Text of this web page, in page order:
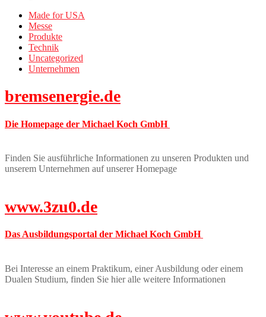
Made for USA
Messe
Produkte
Technik
Uncategorized
Unternehmen
bremsenergie.de
Die Homepage der Michael Koch GmbH
Finden Sie ausführliche Informationen zu unseren Produkten und
unserem Unternehmen auf unserer Homepage
www.3zu0.de
Das Ausbildungsportal der Michael Koch GmbH
Bei Interesse an einem Praktikum, einer Ausbildung oder einem
Dualen Studium, finden Sie hier alle weitere Informationen